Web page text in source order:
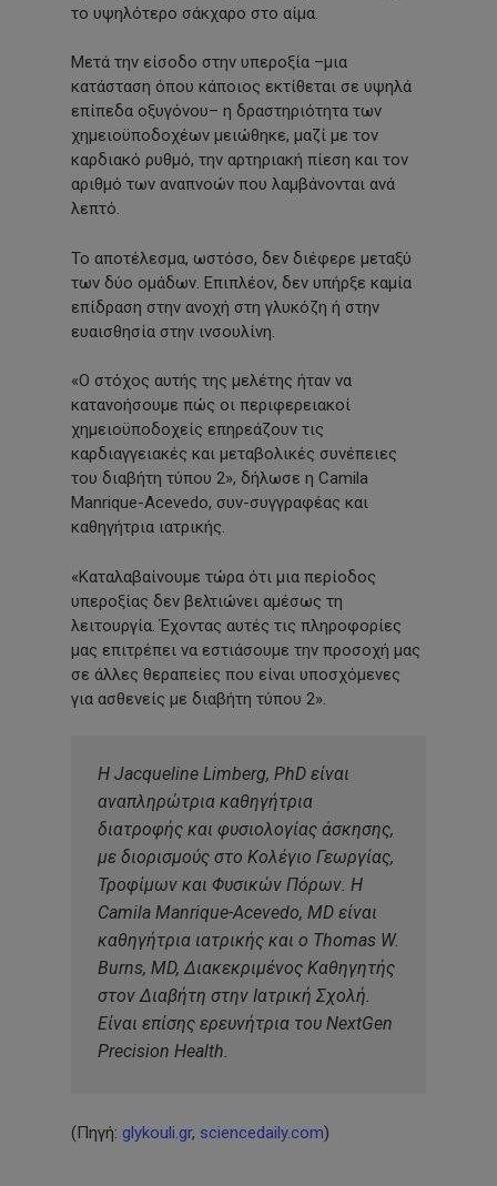
το υψηλότερο σάκχαρο στο αίμα.
Μετά την είσοδο στην υπεροξία –μια
κατάσταση όπου κάποιος εκτίθεται σε υψηλά
επίπεδα οξυγόνου– η δραστηριότητα των
χημειοϋποδοχέων μειώθηκε, μαζί με τον
καρδιακό ρυθμό, την αρτηριακή πίεση και τον
αριθμό των αναπνοών που λαμβάνονται ανά
λεπτό.
Το αποτέλεσμα, ωστόσο, δεν διέφερε μεταξύ
των δύο ομάδων. Επιπλέον, δεν υπήρξε καμία
επίδραση στην ανοχή στη γλυκόζη ή στην
ευαισθησία στην ινσουλίνη.
«Ο στόχος αυτής της μελέτης ήταν να
κατανοήσουμε πώς οι περιφερειακοί
χημειοϋποδοχείς επηρεάζουν τις
καρδιαγγειακές και μεταβολικές συνέπειες
του διαβήτη τύπου 2», δήλωσε η Camila
Manrique-Acevedo, συν-συγγραφέας και
καθηγήτρια ιατρικής.
«Καταλαβαίνουμε τώρα ότι μια περίοδος
υπεροξίας δεν βελτιώνει αμέσως τη
λειτουργία. Έχοντας αυτές τις πληροφορίες
μας επιτρέπει να εστιάσουμε την προσοχή μας
σε άλλες θεραπείες που είναι υποσχόμενες
για ασθενείς με διαβήτη τύπου 2».
Η Jacqueline Limberg, PhD είναι
αναπληρώτρια καθηγήτρια
διατροφής και φυσιολογίας άσκησης,
με διορισμούς στο Κολέγιο Γεωργίας,
Τροφίμων και Φυσικών Πόρων. Η
Camila Manrique-Acevedo, MD είναι
καθηγήτρια ιατρικής και ο Thomas W.
Burns, MD, Διακεκριμένος Καθηγητής
στον Διαβήτη στην Ιατρική Σχολή.
Είναι επίσης ερευνήτρια του NextGen
Precision Health.
(Πηγή: glykouli.gr, sciencedaily.com)